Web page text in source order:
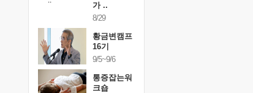
가 ..
8/29
황금변캠프
16기
9/5~9/6
통증잡는워
크숍